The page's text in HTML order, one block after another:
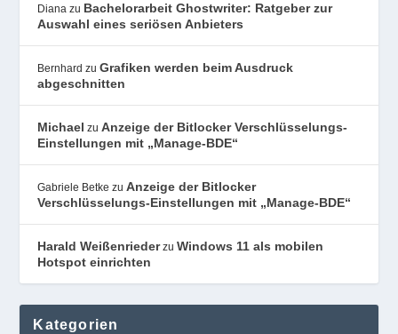
Diana zu Bachelorarbeit Ghostwriter: Ratgeber zur
Auswahl eines seriösen Anbieters
Bernhard zuGrafiken werden beim Ausdruck
abgeschnitten
Michael zuAnzeige der Bitlocker Verschlüsselungs-
Einstellungen mit „Manage-BDE“
Gabriele Betke zuAnzeige der Bitlocker
Verschlüsselungs-Einstellungen mit „Manage-BDE“
Harald WeißenriederzuWindows 11 als mobilen
Hotspot einrichten
Kategorien